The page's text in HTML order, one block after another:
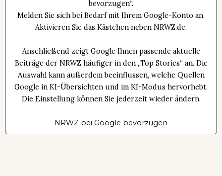
bevorzugen“.
Melden Sie sich bei Bedarf mit Ihrem Google-Konto an.
Aktivieren Sie das Kästchen neben NRWZ.de.
Anschließend zeigt Google Ihnen passende aktuelle
Beiträge der NRWZ häufiger in den „Top Stories“ an. Die
Auswahl kann außerdem beeinflussen, welche Quellen
Google in KI-Übersichten und im KI-Modus hervorhebt.
Die Einstellung können Sie jederzeit wieder ändern.
NRWZ bei Google bevorzugen